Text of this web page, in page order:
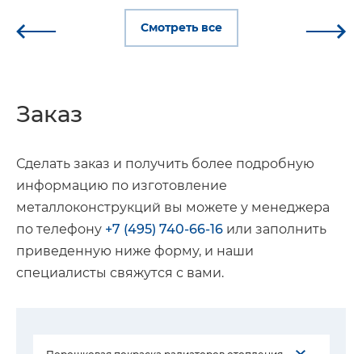
Смотреть все
Заказ
Сделать заказ и получить более подробную
информацию по изготовление
металлоконструкций вы можете у менеджера
по телефону +7 (495) 740-66-16 или заполнить
приведенную ниже форму, и наши
специалисты свяжутся с вами.